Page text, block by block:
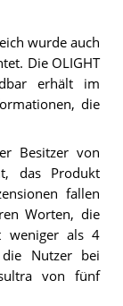
wurde auch
Die OLIGHT
erhält im
die
Besitzer von
das Produkt
fallen
Worten, die
weniger als 4
Nutzer bei
von fünf